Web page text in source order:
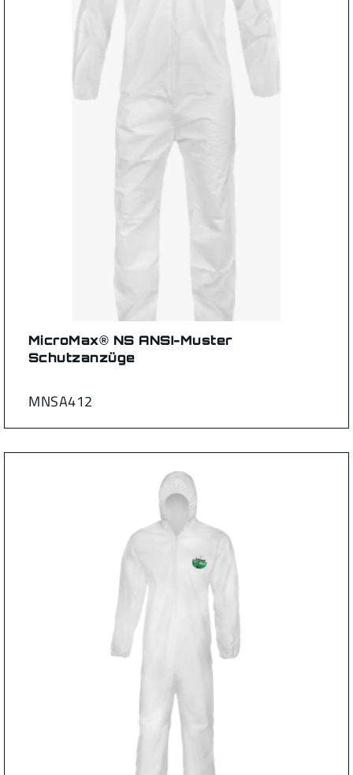
MNSA412
MicroMax® NS ANSI-Muster
Schutzanzüge